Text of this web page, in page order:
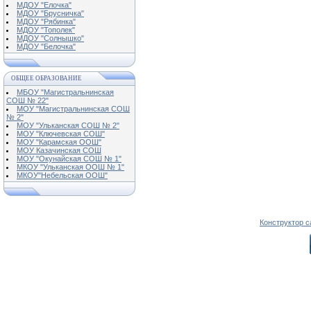
МДОУ "Елочка"
МДОУ "Брусничка"
МДОУ "Рябинка"
МДОУ "Тополек"
МДОУ "Солнышко"
МДОУ "Белочка"
ОБЩЕЕ ОБРАЗОВАНИЕ
МБОУ "Магистральнинская
СОШ № 22"
МОУ "Магистральнинская СОШ
№ 2"
МОУ "Ульканская СОШ № 2"
МОУ "Ключевская СОШ"
МОУ "Карамская ООШ"
МОУ Казачинская СОШ
МОУ "Окунайская СОШ № 1"
МКОУ "Ульканская ООШ № 1"
МКОУ"Небельская ООШ"
Конструктор